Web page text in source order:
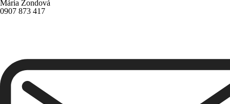
Mária Žondová
0907 873 417